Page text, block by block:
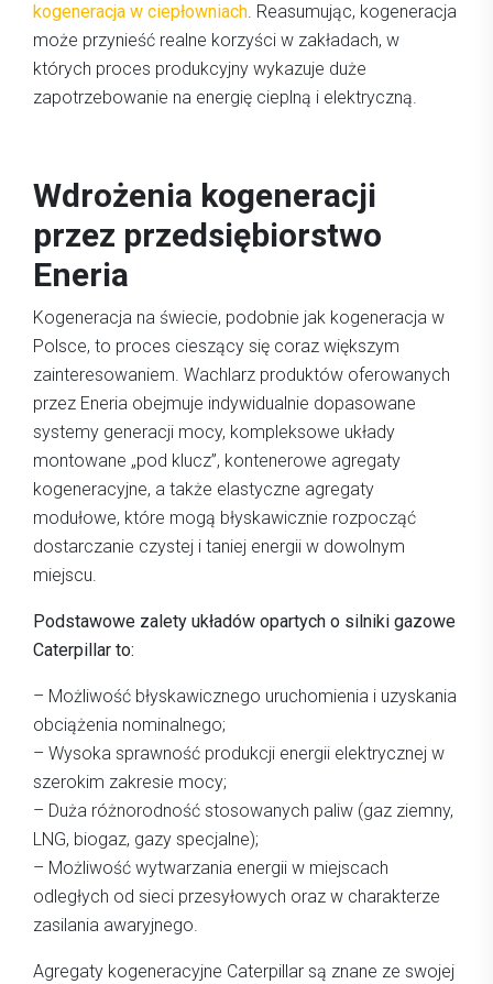
kogeneracja w ciepłowniach. Reasumując, kogeneracja
może przynieść realne korzyści w zakładach, w
których proces produkcyjny wykazuje duże
zapotrzebowanie na energię cieplną i elektryczną.
Wdrożenia kogeneracji
przez przedsiębiorstwo
Eneria
Kogeneracja na świecie, podobnie jak kogeneracja w
Polsce, to proces cieszący się coraz większym
zainteresowaniem. Wachlarz produktów oferowanych
przez Eneria obejmuje indywidualnie dopasowane
systemy generacji mocy, kompleksowe układy
montowane „pod klucz”, kontenerowe agregaty
kogeneracyjne, a także elastyczne agregaty
modułowe, które mogą błyskawicznie rozpocząć
dostarczanie czystej i taniej energii w dowolnym
miejscu.
Podstawowe zalety układów opartych o silniki gazowe
Caterpillar to:
– Możliwość błyskawicznego uruchomienia i uzyskania
obciążenia nominalnego;
– Wysoka sprawność produkcji energii elektrycznej w
szerokim zakresie mocy;
– Duża różnorodność stosowanych paliw (gaz ziemny,
LNG, biogaz, gazy specjalne);
– Możliwość wytwarzania energii w miejscach
odległych od sieci przesyłowych oraz w charakterze
zasilania awaryjnego.
Agregaty kogeneracyjne Caterpillar są znane ze swojej